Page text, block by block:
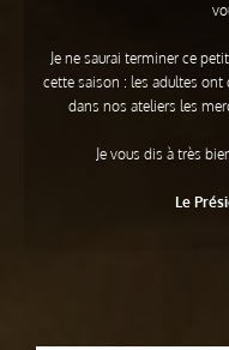
Je ne saurai terminer ce
cette saison : les adultes
dans nos ateliers les
Je vous dis à très
Le